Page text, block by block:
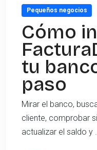
Pequeños negocios
Cómo
tu
paso
Mirar el banco,
cliente, comprobar
actualizar el saldo y